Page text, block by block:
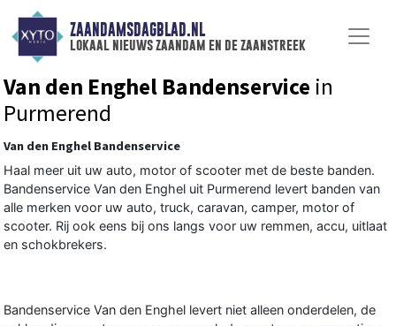
ZAANDAMSDAGBLAD.NL
lokaal nieuws zaandam en de zaanstreek
Van den Enghel Bandenservice in
Purmerend
Van den Enghel Bandenservice
Haal meer uit uw auto, motor of scooter met de beste banden.
Bandenservice Van den Enghel uit Purmerend levert banden van
alle merken voor uw auto, truck, caravan, camper, motor of
scooter. Rij ook eens bij ons langs voor uw remmen, accu, uitlaat
en schokbrekers.
Bandenservice Van den Enghel levert niet alleen onderdelen, de